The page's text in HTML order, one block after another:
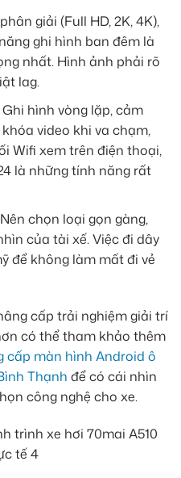
giải (Full HD, 2K, 4K),
ghi hình ban đêm là
nhất. Hình ảnh phải rõ
lag.
Ghi hình vòng lặp, cảm
video khi va chạm,
Wifi xem trên điện thoại,
là những tính năng rất
Nên chọn loại gọn gàng,
của tài xế. Việc đi dây
để không làm mất đi vẻ
cấp trải nghiệm giải trí
có thể tham khảo thêm
cấp màn hình Android ô
Thạnh để có cái nhìn
công nghệ cho xe.